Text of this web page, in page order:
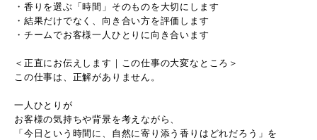
・香りを選ぶ「時間」そのものを大切にします
・結果だけでなく、向き合い方を評価します
・チームでお客様一人ひとりに向き合います
＜正直にお伝えします｜この仕事の大変なところ＞
この仕事は、正解がありません。
一人ひとりが
お客様の気持ちや背景を考えながら、
「今日という時間に、自然に寄り添う香りはどれだろう」を